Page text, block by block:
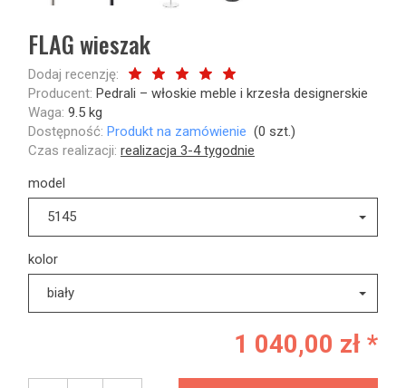
FLAG wieszak
Dodaj recenzję:
Producent: Pedrali – włoskie meble i krzesła designerskie
Waga: 9.5 kg
Dostępność: Produkt na zamówienie (0 szt.)
Czas realizacji: realizacja 3-4 tygodnie
model
5145
kolor
biały
1 040,00 zł *